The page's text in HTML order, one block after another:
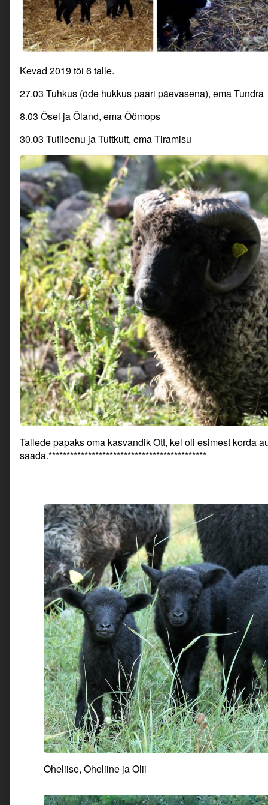
Kevad 2019 tõi 6 talle.
27.03 Tuhkus (õde hukkus paari päevasena), ema Tundra
8.03 Ösel ja Öland, ema Öömops
30.03 Tutileenu ja Tuttkutt, ema Tiramisu
Tallede papaks oma kasvandik Ott, kel oli esimest korda
saada.********************************************
Oheliise, Oheliine ja Olii